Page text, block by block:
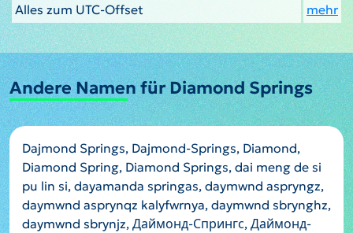
Alles zum UTC-Offset
mehr
Andere Namen für Diamond Springs
Dajmond Springs, Dajmond-Springs, Diamond,
Diamond Spring, Diamond Springs, dai meng de si
pu lin si, dayamanda springas, daymwnd aspryngz,
daymwnd asprynqz kalyfwrnya, daymwnd sbrynghz,
daymwnd sbrynjz, Даймонд-Спрингс, Даймонд-